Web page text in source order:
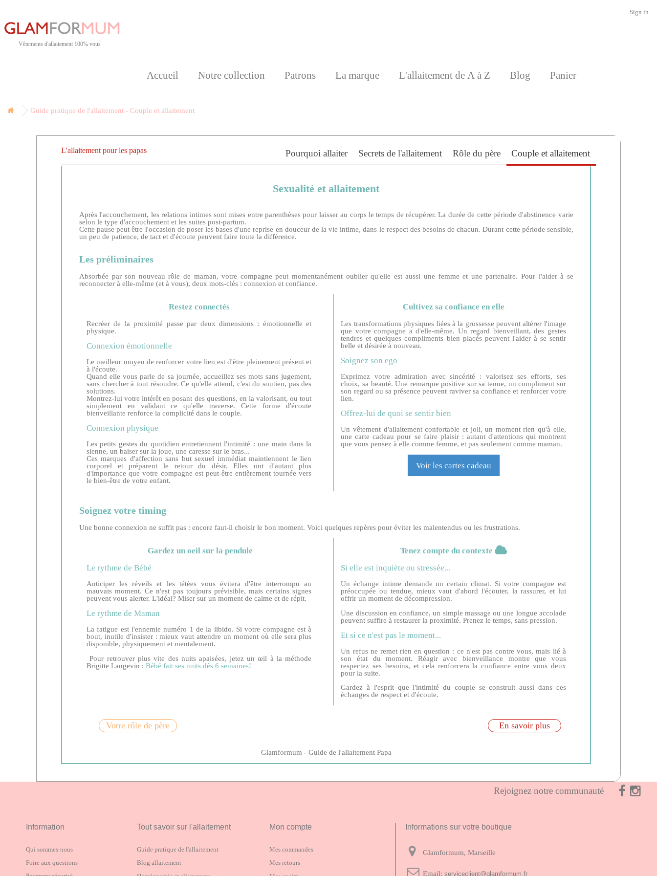
Sign in
Vêtements d'allaitement 100% vous
Accueil Notre collection Patrons La marque L'allaitement de A à Z Blog Panier
Guide pratique de l'allaitement - Couple et allaitement
L'allaitement pour les papas Pourquoi allaiter Secrets de l'allaitement Rôle du père Couple et allaitement
Sexualité et allaitement
Après l'accouchement, les relations intimes sont mises entre parenthèses pour laisser au corps le temps de récupérer. La durée de cette période d'abstinence varie
selon le type d'accouchement et les suites post-partum.
Cette pause peut être l'occasion de poser les bases d'une reprise en douceur de la vie intime, dans le respect des besoins de chacun. Durant cette période sensible,
un peu de patience, de tact et d'écoute peuvent faire toute la différence.
Les préliminaires
Absorbée par son nouveau rôle de maman, votre compagne peut momentanément oublier qu'elle est aussi une femme et une partenaire. Pour l'aider à se
reconnecter à elle-même (et à vous), deux mots-clés : connexion et confiance.
Restez connectés
Recréer de la proximité passe par deux dimensions : émotionnelle et
physique.
Connexion émotionnelle
Le meilleur moyen de renforcer votre lien est d'être pleinement présent et
à l'écoute.
Quand elle vous parle de sa journée, accueillez ses mots sans jugement,
sans chercher à tout résoudre. Ce qu'elle attend, c'est du soutien, pas des
solutions.
Montrez-lui votre intérêt en posant des questions, en la valorisant, ou tout
simplement en validant ce qu'elle traverse. Cette forme d'écoute
bienveillante renforce la complicité dans le couple.
Connexion physique
Les petits gestes du quotidien entretiennent l'intimité : une main dans la
sienne, un baiser sur la joue, une caresse sur le bras...
Ces marques d'affection sans but sexuel immédiat maintiennent le lien
corporel et préparent le retour du désir. Elles ont d'autant plus
d'importance que votre compagne est peut-être entièrement tournée vers
le bien-être de votre enfant.
Cultivez sa confiance en elle
Les transformations physiques liées à la grossesse peuvent altérer l'image
que votre compagne a d'elle-même. Un regard bienveillant, des gestes
tendres et quelques compliments bien placés peuvent l'aider à se sentir
belle et désirée à nouveau.
Soignez son ego
Exprimez votre admiration avec sincérité : valorisez ses efforts, ses
choix, sa beauté. Une remarque positive sur sa tenue, un compliment sur
son regard ou sa présence peuvent raviver sa confiance et renforcer votre
lien.
Offrez-lui de quoi se sentir bien
Un vêtement d'allaitement confortable et joli, un moment rien qu'à elle,
une carte cadeau pour se faire plaisir : autant d'attentions qui montrent
que vous pensez à elle comme femme, et pas seulement comme maman.
Voir les cartes cadeau
Soignez votre timing
Une bonne connexion ne suffit pas : encore faut-il choisir le bon moment. Voici quelques repères pour éviter les malentendus ou les frustrations.
Gardez un oeil sur la pendule
Le rythme de Bébé
Anticiper les réveils et les tétées vous évitera d'être interrompu au
mauvais moment. Ce n'est pas toujours prévisible, mais certains signes
peuvent vous alerter. L'idéal? Miser sur un moment de calme et de répit.
Le rythme de Maman
La fatigue est l'ennemie numéro 1 de la libido. Si votre compagne est à
bout, inutile d'insister : mieux vaut attendre un moment où elle sera plus
disponible, physiquement et mentalement.
Pour retrouver plus vite des nuits apaisées, jetez un œil à la méthode
Brigitte Langevin : Bébé fait ses nuits dès 6 semaines!
Tenez compte du contexte
Si elle est inquiète ou stressée...
Un échange intime demande un certain climat. Si votre compagne est
préoccupée ou tendue, mieux vaut d'abord l'écouter, la rassurer, et lui
offrir un moment de décompression.
Une discussion en confiance, un simple massage ou une longue accolade
peuvent suffire à restaurer la proximité. Prenez le temps, sans pression.
Et si ce n'est pas le moment...
Un refus ne remet rien en question : ce n'est pas contre vous, mais lié à
son état du moment. Réagir avec bienveillance montre que vous
respectez ses besoins, et cela renforcera la confiance entre vous deux
pour la suite.
Gardez à l'esprit que l'intimité du couple se construit aussi dans ces
échanges de respect et d'écoute.
Votre rôle de père En savoir plus
Glamformum - Guide de l'allaitement Papa
Rejoignez notre communauté
Information
Qui sommes-nous
Foire aux questions
Tout savoir sur l'allaitement
Guide pratique de l'allaitement
Blog allaitement
Mon compte
Mes commandes
Mes retours
Informations sur votre boutique
Glamformum, Marseille
Email: serviceclient@glamformum.fr